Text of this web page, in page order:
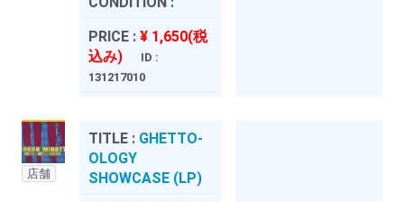
PRICE : ¥ 1,650(税
込み)
ID :
131217010
店舗
TITLE : GHETTO-
OLOGY
SHOWCASE (LP)